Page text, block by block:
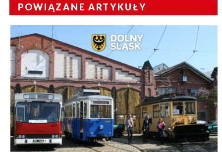
POWIĄZANE ARTYKUŁY